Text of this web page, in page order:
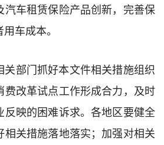
汽车租赁保险产品创新，完善保
车成本。
关部门抓好本文件相关措施组织
费改革试点工作形成合力，及时
反映的困难诉求。各地区要健全
相关措施落地落实；加强对相关